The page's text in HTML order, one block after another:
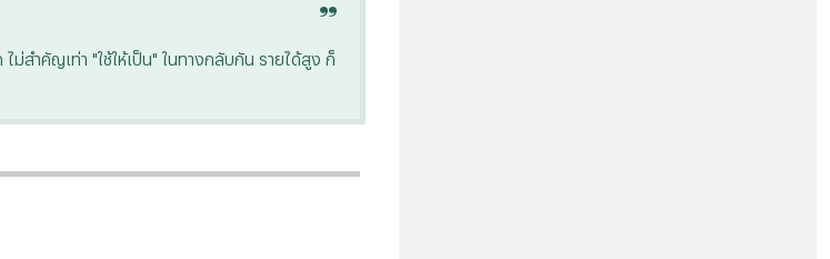
สำคัญเท่า "ใช้ให้เป็น" ในทางกลับกัน รายได้สูง ก็